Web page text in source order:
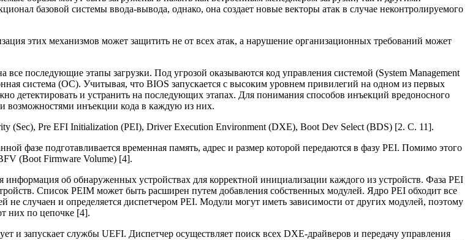
базовой системы ввода-вывода, однако, она создает новые векторы атак в случае неконтролируемого
этих механизмов может защитить не от всех атак, а нарушение организационных требований может
последующие этапы загрузки. Под угрозой оказываются код управления системой (System Management
система (ОС). Учитывая, что BIOS запускается с высоким уровнем привилегий на одном из первых
детектировать и устранить на последующих этапах. Для понимания способов инъекций вредоносного
возможностями инъекции кода в каждую из них.
(Sec), Pre EFI Initialization (PEI), Driver Execution Environment (DXE), Boot Dev Select (BDS) [2. С. 11].
фазе подготавливается временная память, адрес и размер которой передаются в фазу PEI. Помимо этого
(Boot Firmware Volume) [4].
об обнаруженных устройствах для корректной инициализации каждого из устройств. Фаза PEI
Список PEIM может быть расширен путем добавления собственных модулей. Ядро PEI обходит все
случаен и определяется диспетчером PEI. Модули могут иметь зависимости от других модулей, поэтому
них по цепочке [4].
и запускает службы UEFI. Диспетчер осуществляет поиск всех DXE-драйверов и передачу управления